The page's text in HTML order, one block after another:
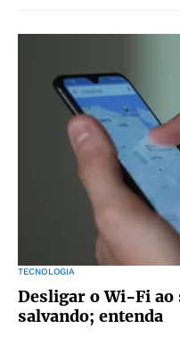
TECNOLOGIA
Desligar o Wi-Fi ao
salvando; entenda